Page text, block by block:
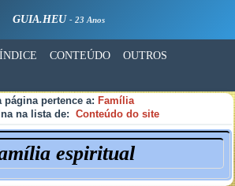
GUIA.HEU - 23 Anos
ÍNDICE CONTEÚDO OUTROS
página pertence a: Família
na lista de: Conteúdo do site
espiritual